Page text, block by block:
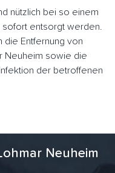
nützlich bei so einem
sofort entsorgt werden.
die Entfernung von
Neuheim sowie die
der betroffenen
Neuheim